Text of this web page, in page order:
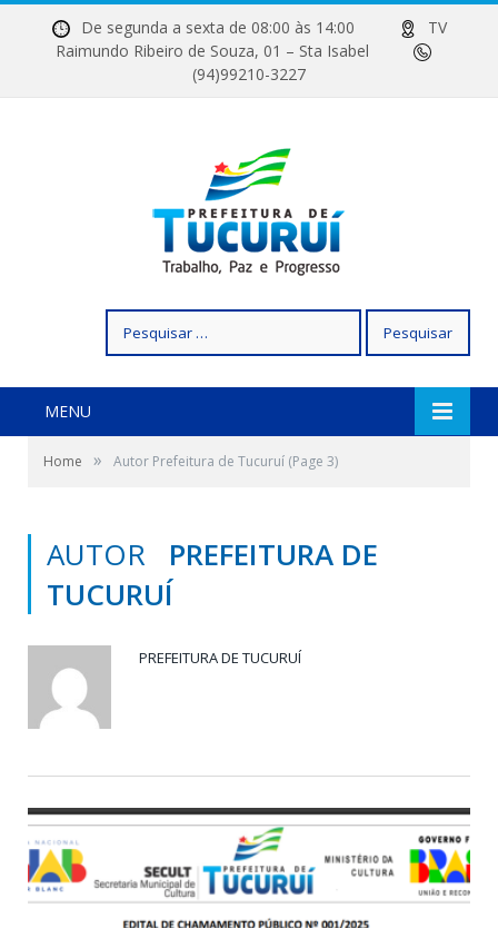
De segunda a sexta de 08:00 às 14:00
TV
Raimundo Ribeiro de Souza, 01 – Sta Isabel
(94)99210-3227
por:
MENU
Home » Autor Prefeitura de Tucuruí (Page 3)
AUTOR
PREFEITURA DE
TUCURUÍ
PREFEITURA DE TUCURUÍ